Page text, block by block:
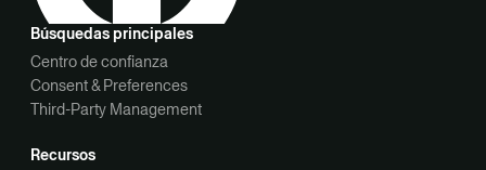
Búsquedas principales
Centro de confianza
Consent & Preferences
Third-Party Management
Recursos